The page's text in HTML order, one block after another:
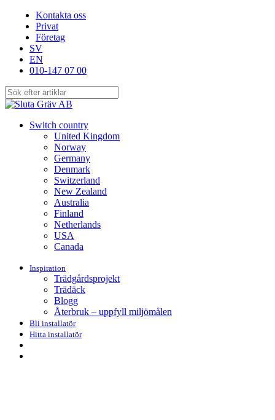
content
Kontakta oss
Privat
Företag
SV
EN
010-147 07 00
Close
search
Menu
Switch country
United Kingdom
Norway
Germany
Denmark
Switzerland
New Zealand
Australia
Finland
Netherlands
USA
Canada
Inspiration
Trädgårdsprojekt
Trädäck
Blogg
Återbruk – uppfyll miljömålen
Bli installatör
Hitta installatör